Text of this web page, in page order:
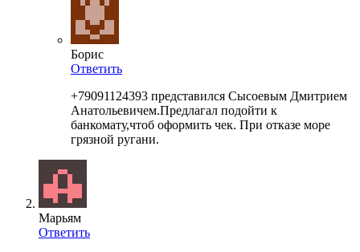
Борис
Ответить
+79091124393 представился Сысоевым Дмитрием
Анатольевичем.Предлагал подойти к
банкомату,чтоб оформить чек. При отказе море
грязной ругани.
Марьям
Ответить